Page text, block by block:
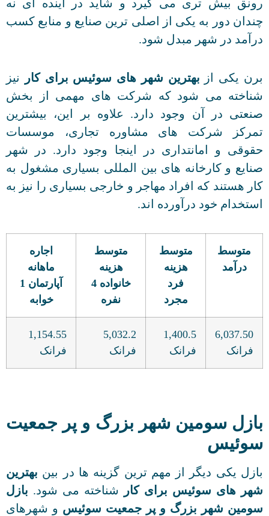
رونق بیش تری می گیرد و شاید در آینده ای نه
چندان دور به یکی از اصلی ترین صنایع و منابع کسب
درآمد در شهر مبدل شود.
برن یکی از بهترین شهر های سوئیس برای کار
نیز
شناخته می شود که شرکت های مهمی از بخش
صنعتی در آن وجود دارد. علاوه بر این، بیشترین
تمرکز شرکت های مشاوره تجاری، موسسات
حقوقی و امانتداری در اینجا وجود دارد. در شهر
صنایع و کارخانه های بین المللی بسیاری مشغول به
کار هستند که افراد مهاجر و خارجی بسیاری را نیز به
استخدام خود درآورده اند.
متوسط
درآمد
متوسط
هزینه
فرد
مجرد
متوسط
هزینه
خانواده 4
نفره
اجاره
ماهانه
آپارتمان 1
خوابه
6,037.50
فرانک
1,400.5
فرانک
5,032.2
فرانک
1,154.55
فرانک
بازل سومین شهر بزرگ و پر جمعیت
سوئیس
بازل یکی دیگر از مهم ترین گزینه ها در بین بهترین
شهر های سوئیس برای کار شناخته می شود. بازل
سومین شهر بزرگ و پر جمعیت سوئیس و شهرهای